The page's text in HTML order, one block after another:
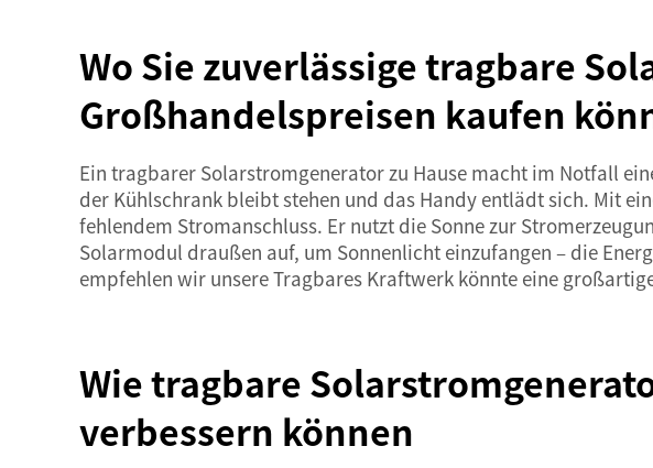
Wo Sie zuverlässige tragbare
Großhandelspreisen kaufen
Ein tragbarer Solarstromgenerator zu Hause macht im Notfall
der Kühlschrank bleibt stehen und das Handy entlädt sich. Mit
fehlendem Stromanschluss. Er nutzt die Sonne zur
Solarmodul draußen auf, um Sonnenlicht einzufangen – die
empfehlen wir unsereTragbares Kraftwerk könnte eine
Wie tragbare
verbessern können